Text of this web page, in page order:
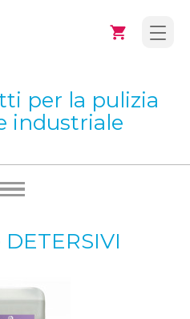
per la pulizia
industriale